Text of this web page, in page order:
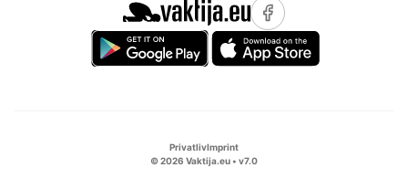
PrivatlivImprint
©2026 Vaktija.eu • v7.0